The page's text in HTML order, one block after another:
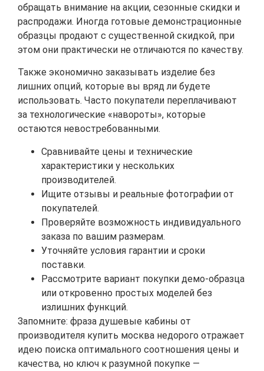
обращать внимание на акции, сезонные скидки и
распродажи. Иногда готовые демонстрационные
образцы продают с существенной скидкой, при
этом они практически не отличаются по качеству.
Также экономично заказывать изделие без
лишних опций, которые вы вряд ли будете
использовать. Часто покупатели переплачивают
за технологические «навороты», которые
остаются невостребованными.
Сравнивайте цены и технические
характеристики у нескольких
производителей.
Ищите отзывы и реальные фотографии от
покупателей.
Проверяйте возможность индивидуального
заказа по вашим размерам.
Уточняйте условия гарантии и сроки
поставки.
Рассмотрите вариант покупки демо-образца
или откровенно простых моделей без
излишних функций.
Запомните: фраза душевые кабины от
производителя купить москва недорого отражает
идею поиска оптимального соотношения цены и
качества, но ключ к разумной покупке —